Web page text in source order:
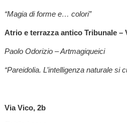
“Magia di forme e… colori”
Atrio e terrazza antico Tribunale –
Paolo Odorizio – Artmagiqueici
“Pareidolia. L’intelligenza naturale si
Via Vico, 2b